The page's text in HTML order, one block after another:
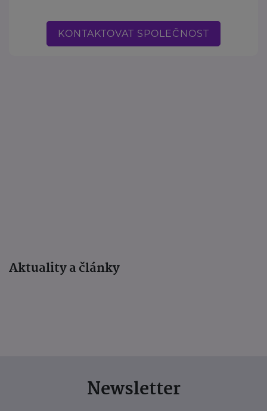
KONTAKTOVAT SPOLEČNOST
Aktuality a články
Newsletter